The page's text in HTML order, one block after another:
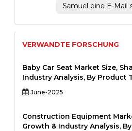
Samuel eine E-Mail
VERWANDTE FORSCHUNG
Baby Car Seat Market Size,
Industry Analysis, By Product
Seats, Convertible Car Seats,
in-One Car Seats), By
Specialty Stores)), By End-
Commercial (Daycare Centers,
June-2025
Construction Equipment
Growth & Industry Analysis,